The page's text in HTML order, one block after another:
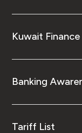
Kuwait
Banking
Tariff List